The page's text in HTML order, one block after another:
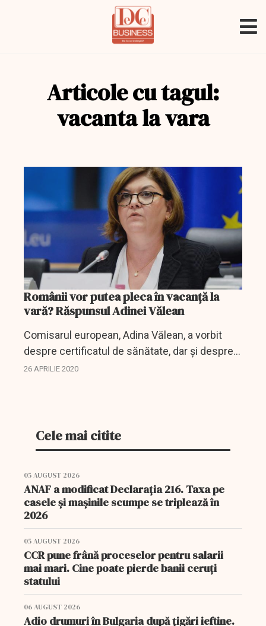
Articole cu tagul:
vacanta la vara
Românii vor putea pleca în vacanță la
vară? Răspunsul Adinei Vălean
Comisarul european, Adina Vălean, a vorbit
despre certificatul de sănătate, dar și despre
șansele românilor de a-și programa vacanțe în
26 APRILIE 2020
Cele mai citite
05 AUGUST 2026
ANAF a modificat Declarația 216. Taxa pe
casele și mașinile scumpe se triplează în
2026
05 AUGUST 2026
CCR pune frână proceselor pentru salarii
mai mari. Cine poate pierde banii ceruți
statului
06 AUGUST 2026
Adio drumuri în Bulgaria după țigări ieftine.